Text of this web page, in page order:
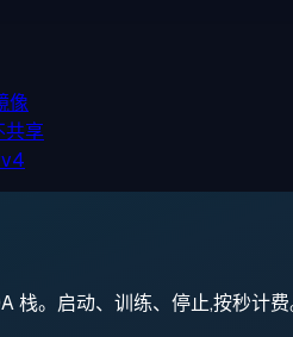
像
共享
。启动、训练、停止,按秒计费